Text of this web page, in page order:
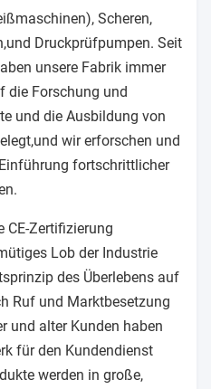
Scheren,
Druckprüfpumpen. Seit
unsere Fabrik immer
die Forschung und
und die Ausbildung von
wir erforschen und
fortschrittlicher
CE-Zertifizierung
Lob der Industrie
des Überlebens auf
Ruf und Marktbesetzung
und alter Kunden haben
für den Kundendienst
werden in große,